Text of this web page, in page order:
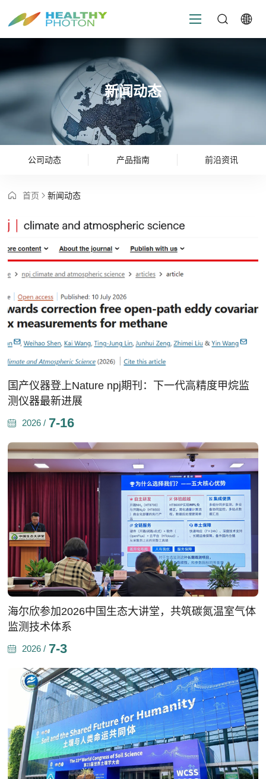
新闻动态
公司动态 产品指南 前沿资讯
首页 新闻动态
国产仪器登上Nature npj期刊：下一代高精度甲烷监
测仪器最新进展
2026 / 7-16
海尔欣参加2026中国生态大讲堂，共筑碳氮温室气体
监测技术体系
2026 / 7-3